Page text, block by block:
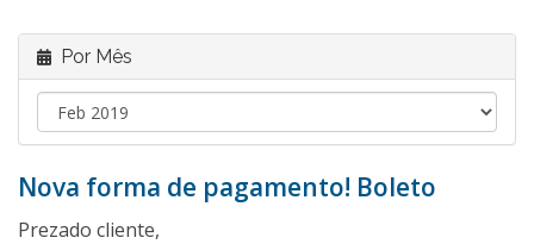
Por Mês
Nova forma de pagamento! Boleto
Prezado cliente,